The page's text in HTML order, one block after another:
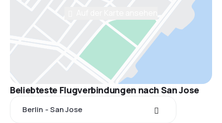
Beliebteste Flugverbindungen nach San Jose
Berlin - San Jose